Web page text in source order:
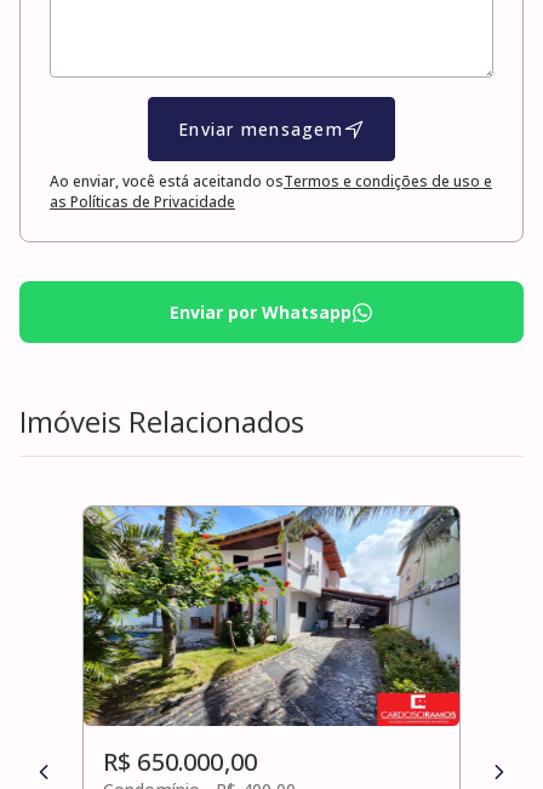
Enviar mensagem
Ao enviar, você está aceitando osTermos e condições de uso e
as Políticas de Privacidade
Enviar por Whatsapp
Imóveis Relacionados
R$ 650.000,00 R$